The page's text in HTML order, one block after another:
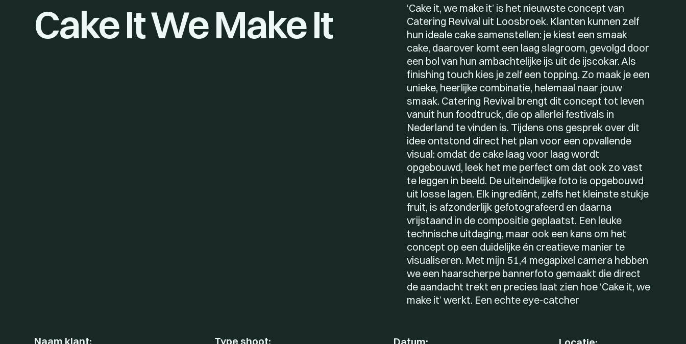
Cake It We Make It
‘Cake it, we make it’ is het nieuwste concept van
Catering Revival uit Loosbroek. Klanten kunnen zelf
hun ideale cake samenstellen: je kiest een smaak
cake, daarover komt een laag slagroom, gevolgd door
een bol van hun ambachtelijke ijs uit de ijscokar. Als
finishing touch kies je zelf een topping. Zo maak je een
unieke, heerlijke combinatie, helemaal naar jouw
smaak. Catering Revival brengt dit concept tot leven
vanuit hun foodtruck, die op allerlei festivals in
Nederland te vinden is. Tijdens ons gesprek over dit
idee ontstond direct het plan voor een opvallende
visual: omdat de cake laag voor laag wordt
opgebouwd, leek het me perfect om dat ook zo vast
te leggen in beeld. De uiteindelijke foto is opgebouwd
uit losse lagen. Elk ingrediënt, zelfs het kleinste stukje
fruit, is afzonderlijk gefotografeerd en daarna
vrijstaand in de compositie geplaatst. Een leuke
technische uitdaging, maar ook een kans om het
concept op een duidelijke én creatieve manier te
visualiseren. Met mijn 51,4 megapixel camera hebben
we een haarscherpe bannerfoto gemaakt die direct
de aandacht trekt en precies laat zien hoe ‘Cake it, we
make it’ werkt. Een echte eye-catcher
Naam klant: Type shoot: